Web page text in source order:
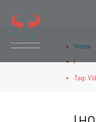
Home
|
Tag: